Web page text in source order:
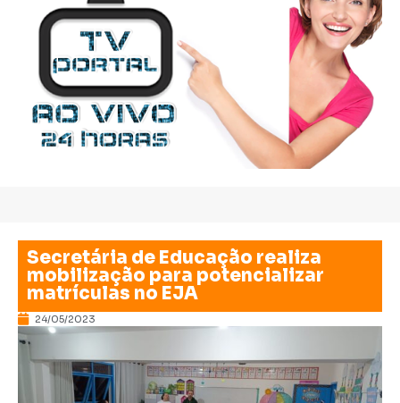
Secretária de Educação realiza
mobilização para potencializar
matrículas no EJA
24/05/2023